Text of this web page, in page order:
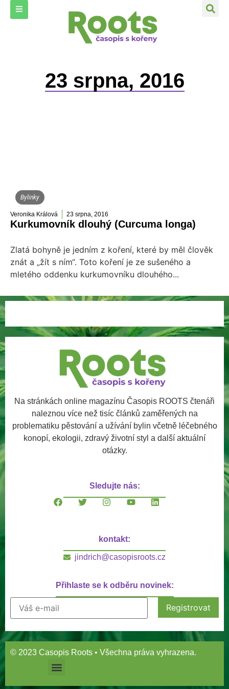
23 srpna, 2016
Bylinky
Veronika Králová 23 srpna, 2016
Kurkumovník dlouhý (Curcuma longa)
Zlatá bohyně je jedním z koření, které by měl člověk
znát a „žít s ním“. Toto koření je ze sušeného a
mletého oddenku kurkumovníku dlouhého...
Na stránkách online magazínu Časopis ROOTS čtenáři
naleznou více než tisíc článků zaměřených na
problematiku pěstování a užívání bylin včetně léčebného
konopí, ekologii, zdravý životní styl a další aktuální
otázky.
Sledujte nás:
kontakt:
jindrich@casopisroots.cz
Přihlaste se k odběru novinek:
© 2023 Casopis Roots • Všechna práva vyhrazena.